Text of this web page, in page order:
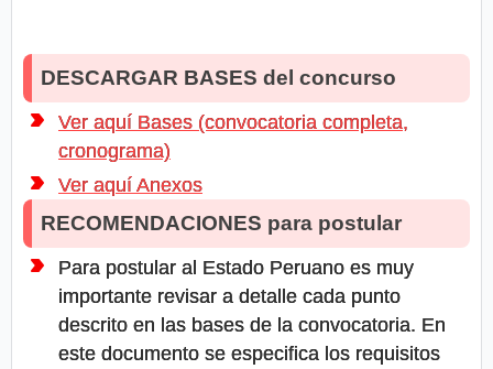
DESCARGAR BASES del concurso
Ver aquí Bases (convocatoria completa,
cronograma)
Ver aquí Anexos
RECOMENDACIONES para postular
Para postular al Estado Peruano es muy
importante revisar a detalle cada punto
descrito en las bases de la convocatoria. En
este documento se especifica los requisitos